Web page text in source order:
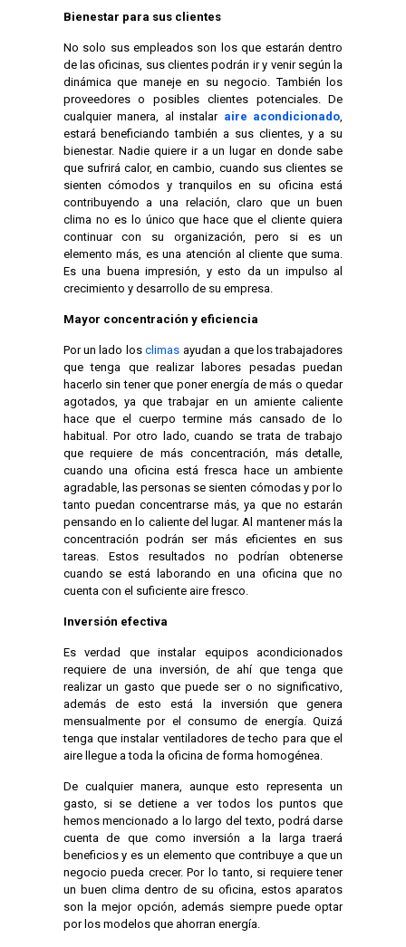
Bienestar para sus clientes
No solo sus empleados son los que estarán dentro
de las oficinas, sus clientes podrán ir y venir según la
dinámica que maneje en su negocio. También los
proveedores o posibles clientes potenciales. De
cualquier manera, al instalar aire acondicionado
estará beneficiando también a sus clientes, y a su
bienestar. Nadie quiere ir a un lugar en donde sabe
que sufrirá calor, en cambio, cuando sus clientes se
sienten cómodos y tranquilos en su oficina está
contribuyendo a una relación, claro que un buen
clima no es lo único que hace que el cliente quiera
continuar con su organización, pero si es un
elemento más, es una atención al cliente que suma.
Es una buena impresión, y esto da un impulso al
crecimiento y desarrollo de su empresa.
Mayor concentración y eficiencia
Por un lado losclimas ayudan a que los trabajadores
que tenga que realizar labores pesadas puedan
hacerlo sin tener que poner energía de más o quedar
agotados, ya que trabajar en un amiente caliente
hace que el cuerpo termine más cansado de lo
habitual. Por otro lado, cuando se trata de trabajo
que requiere de más concentración, más detalle,
cuando una oficina está fresca hace un ambiente
agradable, las personas se sienten cómodas y por lo
tanto puedan concentrarse más, ya que no estarán
pensando en lo caliente del lugar. Al mantener más la
concentración podrán ser más eficientes en sus
tareas. Estos resultados no podrían obtenerse
cuando se está laborando en una oficina que no
cuenta con el suficiente aire fresco.
Inversión efectiva
Es verdad que instalar equipos acondicionados
requiere de una inversión, de ahí que tenga que
realizar un gasto que puede ser o no significativo,
además de esto está la inversión que genera
mensualmente por el consumo de energía. Quizá
tenga que instalar ventiladores de techo para que el
aire llegue a toda la oficina de forma homogénea.
De cualquier manera, aunque esto representa un
gasto, si se detiene a ver todos los puntos que
hemos mencionado a lo largo del texto, podrá darse
cuenta de que como inversión a la larga traerá
beneficios y es un elemento que contribuye a que un
negocio pueda crecer. Por lo tanto, si requiere tener
un buen clima dentro de su oficina, estos aparatos
son la mejor opción, además siempre puede optar
por los modelos que ahorran energía.